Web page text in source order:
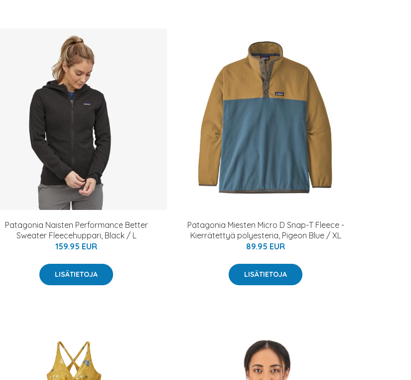
Patagonia Naisten Performance Better
Sweater Fleecehuppari, Black / L
159.95 EUR
LISÄTIETOJA
Patagonia Miesten Micro D Snap-T Fleece -
Kierrätettyä polyesteria, Pigeon Blue / XL
89.95 EUR
LISÄTIETOJA